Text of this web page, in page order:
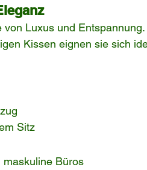
Luxus und
Kissen eignen sie sich
Sitz
Büros